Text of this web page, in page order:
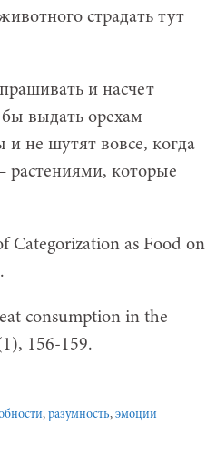
страдать тут
и насчет
выдать орехам
не шутят вовсе, когда
растениями, которые
Categorization as Food on
consumption in the
156-159.
, разумность, эмоции